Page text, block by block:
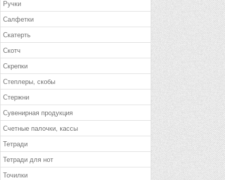
Ручки
Салфетки
Скатерть
Скотч
Скрепки
Степлеры, скобы
Стержни
Сувенирная продукция
Счетные палочки, кассы
Тетради
Тетради для нот
Точилки